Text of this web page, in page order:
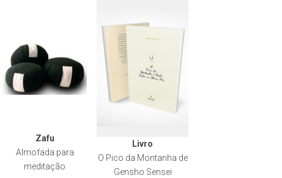
Zafu
Almofada para
meditação
Livro
O Pico da Montanha de
Gensho Sensei